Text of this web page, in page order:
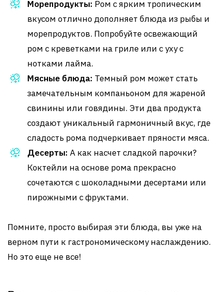
Морепродукты: Ром с ярким тропическим
вкусом отлично дополняет блюда из рыбы и
морепродуктов. Попробуйте освежающий
ром с креветками на гриле или с уху с
нотками лайма.
Мясные блюда: Темный ром может стать
замечательным компаньоном для жареной
свинины или говядины. Эти два продукта
создают уникальный гармоничный вкус, где
сладость рома подчеркивает пряности мяса.
Десерты: А как насчет сладкой парочки?
Коктейли на основе рома прекрасно
сочетаются с шоколадными десертами или
пирожными с фруктами.
Помните, просто выбирая эти блюда, вы уже на
верном пути к гастрономическому наслаждению.
Но это еще не все!